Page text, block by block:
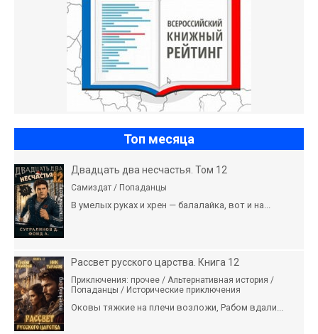
Топ месяца
Двадцать два несчастья. Том 12
Самиздат / Попаданцы
В умелых руках и хрен — балалайка, вот и на...
Рассвет русского царства. Книга 12
Приключения: прочее / Альтернативная история /
Попаданцы / Исторические приключения
Оковы тяжкие на плечи возложи, Рабом вдали...